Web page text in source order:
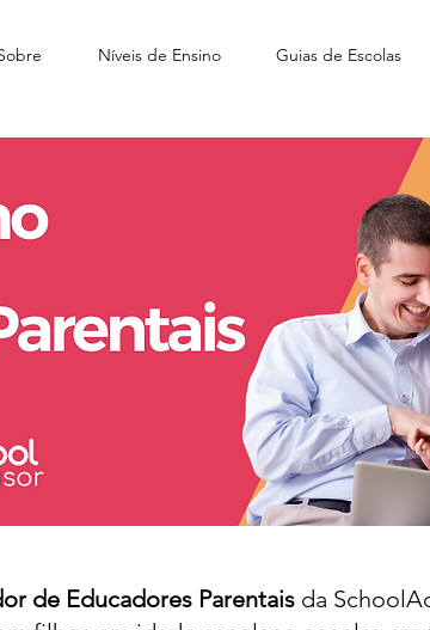
Níveis de Ensino Guias de Escolas
de Educadores Parentais da